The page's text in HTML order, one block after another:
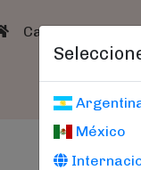
(current)
Catálogo
México